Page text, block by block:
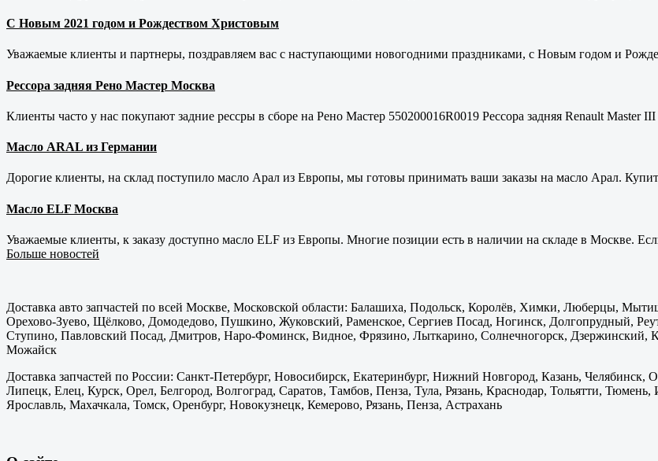
С Новым 2021 годом и Рождеством Христовым
Уважаемые клиенты и партнеры, поздравляем вас с наступающими новогодними праздниками, с Новым годом и
Рессора задняя Рено Мастер Москва
Клиенты часто у нас покупают задние рессры в сборе на Рено Мастер 550200016R0019 Рессора задняя Renault Master
Масло ARAL из Германии
Дорогие клиенты, на склад поступило масло Арал из Европы, мы готовы принимать ваши заказы на масло Арал.
Масло ELF Москва
Уважаемые клиенты, к заказу доступно масло ELF из Европы. Многие позиции есть в наличии на складе в Москве.
Больше новостей
Доставка авто запчастей по всей Москве, Московской области: Балашиха, Подольск, Королёв, Химки, Люберцы,
Орехово-Зуево, Щёлково, Домодедово, Пушкино, Жуковский, Раменское, Сергиев Посад, Ногинск, Долгопрудный,
Ступино, Павловский Посад, Дмитров, Наро-Фоминск, Видное, Фрязино, Лыткарино, Солнечногорск, Дзержинский,
Можайск
Доставка запчастей по России: Санкт-Петербург, Новосибирск, Екатеринбург, Нижний Новгород, Казань,
Липецк, Елец, Курск, Орел, Белгород, Волгоград, Саратов, Тамбов, Пенза, Тула, Рязань, Краснодар, Тольятти,
Ярославль, Махачкала, Томск, Оренбург, Новокузнецк, Кемерово, Рязань, Пенза, Астрахань